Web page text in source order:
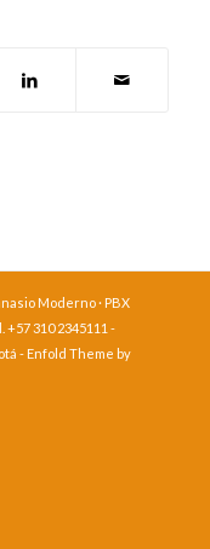
Moderno · PBX
+57 310 2345111 -
- Enfold Theme by